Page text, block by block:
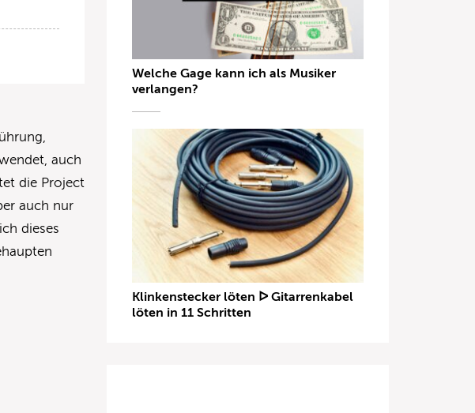
auch
die Project
auch nur
dieses
Welche Gage kann ich als Musiker
verlangen?
Klinkenstecker löten ᐅ Gitarrenkabel
löten in 11 Schritten